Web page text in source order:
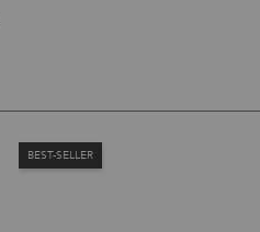
BEST-SELLER